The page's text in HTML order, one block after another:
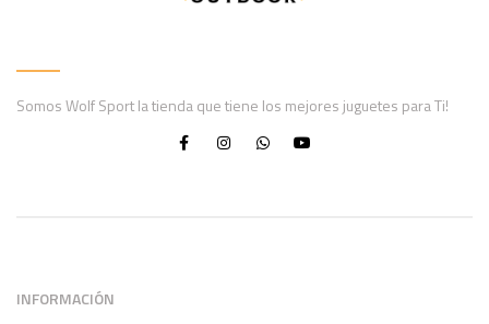
Somos Wolf Sport la tienda que tiene los mejores juguetes para Ti!
INFORMACIÓN